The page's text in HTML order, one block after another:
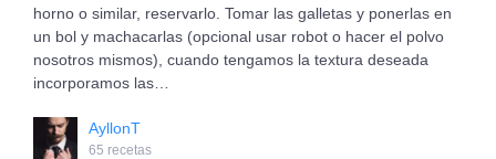
horno o similar, reservarlo. Tomar las galletas y ponerlas en
un bol y machacarlas (opcional usar robot o hacer el polvo
nosotros mismos), cuando tengamos la textura deseada
incorporamos las…
AyllonT
65 recetas